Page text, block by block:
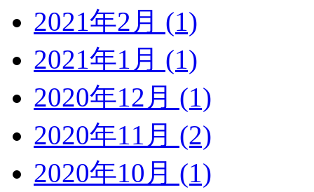
2021年2月 (1)
2021年1月 (1)
2020年12月 (1)
2020年11月 (2)
2020年10月 (1)